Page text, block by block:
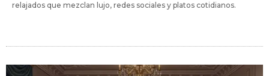
relajados que mezclan lujo, redes sociales y platos cotidianos.